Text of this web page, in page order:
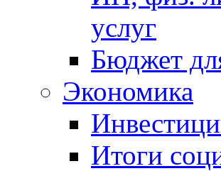
услуг
Бюджет
Экономика
Итоги